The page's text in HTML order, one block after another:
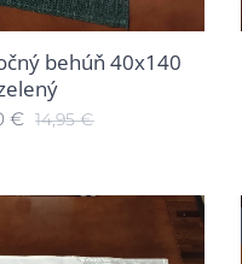
behúň 40x140
€ 14,95€